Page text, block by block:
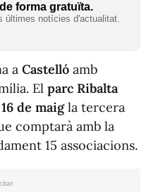
forma gratuïta.
últimes notícies d'actualitat.
a Castelló amb
El parc Ribalta
de maigla tercera
comptarà amb la
15 associacions.